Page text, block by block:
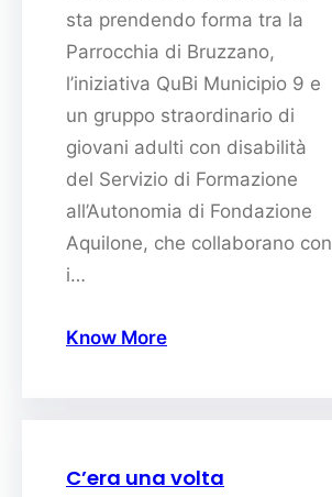
sta prendendo forma tra la
Parrocchia di Bruzzano,
l’iniziativa QuBi Municipio 9 e
un gruppo straordinario di
giovani adulti con disabilità
del Servizio di Formazione
all’Autonomia di Fondazione
Aquilone, che collaborano con
i…
Know More
C’era una volta